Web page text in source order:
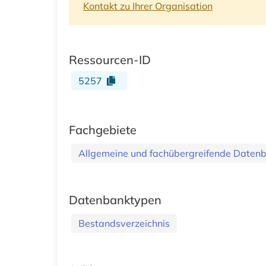
Kontakt zu Ihrer Organisation
Ressourcen-ID
5257
Fachgebiete
Allgemeine und fachübergreifende
Datenbanktypen
Bestandsverzeichnis